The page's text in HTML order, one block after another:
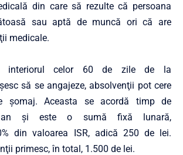
din care să rezulte că persoana
sau aptă de muncă ori că are
medicale.
interiorul celor 60 de zile de la
să se angajeze, absolvenţii pot cere
şomaj. Aceasta se acordă timp de
an şi este o sumă fixă lunară,
din valoarea ISR, adică 250 de lei.
primesc, în total, 1.500 de lei.